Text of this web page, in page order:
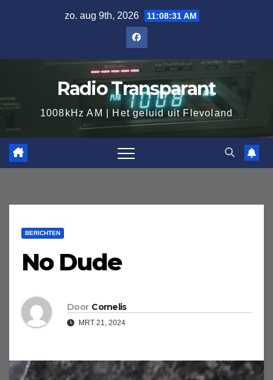
zo. aug 9th, 2026 11:08:32 AM
Radio Transparant
1008kHz AM | Het geluid uit Flevoland
BERICHTEN
No Dude
Door Cornelis
MRT 21, 2024